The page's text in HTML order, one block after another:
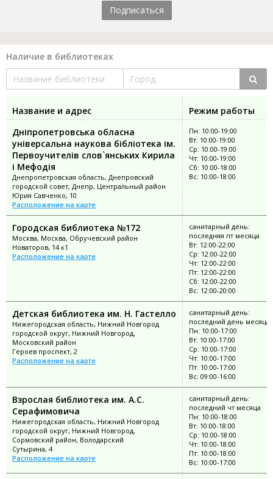
Подписаться
Наличие в библиотеках
Название и адрес
Режим работы
Дніпропетровська обласна
універсальна наукова бібліотека ім.
Первоучителів слов`янських Кирила
і Мефодія
Днепропетровская область, Днепровский
городской совет, Днепр, Центральный район
Юрия Савченко, 10
Расположение на карте
Пн: 10:00-19:00
Вт: 10:00-19:00
Ср: 10:00-19:00
Чт: 10:00-19:00
Сб: 10:00-18:00
Вс: 10:00-18:00
Городская библиотека №172
Москва, Москва, Обручевский район
Новаторов, 14 к1
Расположение на карте
санитарный день:
последняя пт месяца
Вт: 12:00-22:00
Ср: 12:00-22:00
Чт: 12:00-22:00
Пт: 12:00-22:00
Сб: 12:00-22:00
Вс: 12:00-20:00
Детская библиотека им. Н. Гастелло
Нижегородская область, Нижний Новгород
городской округ, Нижний Новгород,
Московский район
Героев проспект, 2
Расположение на карте
санитарный день:
последний день месяца
Пн: 10:00-17:00
Вт: 10:00-17:00
Ср: 10:00-17:00
Чт: 10:00-17:00
Пт: 10:00-17:00
Вс: 09:00-16:00
Взрослая библиотека им. А.С.
Серафимовича
Нижегородская область, Нижний Новгород
городской округ, Нижний Новгород,
Сормовский район, Володарский
Сутырина, 4
Расположение на карте
санитарный день:
последний чт месяца
Пн: 10:00-18:00
Вт: 10:00-18:00
Ср: 10:00-18:00
Чт: 10:00-18:00
Пт: 10:00-18:00
Вс: 10:00-17:00